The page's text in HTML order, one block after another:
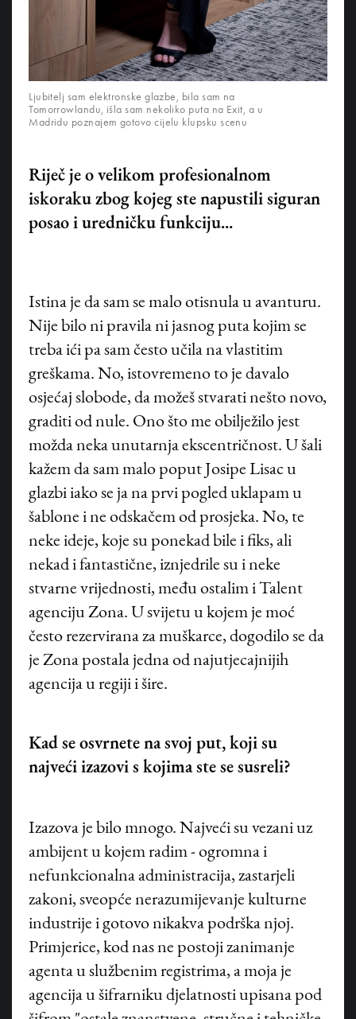
Ljubitelj sam elektronske glazbe, bila sam na
Tomorrowlandu, išla sam nekoliko puta na Exit, a u
Madridu poznajem gotovo cijelu klupsku scenu
Riječ je o velikom profesionalnom
iskoraku zbog kojeg ste napustili siguran
posao i uredničku funkciju...
Istina je da sam se malo otisnula u avanturu.
Nije bilo ni pravila ni jasnog puta kojim se
treba ići pa sam često učila na vlastitim
greškama. No, istovremeno to je davalo
osjećaj slobode, da možeš stvarati nešto novo,
graditi od nule. Ono što me obilježilo jest
možda neka unutarnja ekscentričnost. U šali
kažem da sam malo poput Josipe Lisac u
glazbi iako se ja na prvi pogled uklapam u
šablone i ne odskačem od prosjeka. No, te
neke ideje, koje su ponekad bile i fiks, ali
nekad i fantastične, iznjedrile su i neke
stvarne vrijednosti, među ostalim i Talent
agenciju Zona. U svijetu u kojem je moć
često rezervirana za muškarce, dogodilo se da
je Zona postala jedna od najutjecajnijih
agencija u regiji i šire.
Kad se osvrnete na svoj put, koji su
najveći izazovi s kojima ste se susreli?
Izazova je bilo mnogo. Najveći su vezani uz
ambijent u kojem radim - ogromna i
nefunkcionalna administracija, zastarjeli
zakoni, sveopće nerazumijevanje kulturne
industrije i gotovo nikakva podrška njoj.
Primjerice, kod nas ne postoji zanimanje
agenta u službenim registrima, a moja je
agencija u šifrarniku djelatnosti upisana pod
©HANZA MEDIA d.o.o 2026. Sva prava pridržana